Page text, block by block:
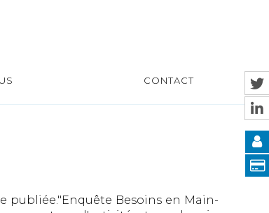
CONTACT
publiée."Enquête Besoins en Main-